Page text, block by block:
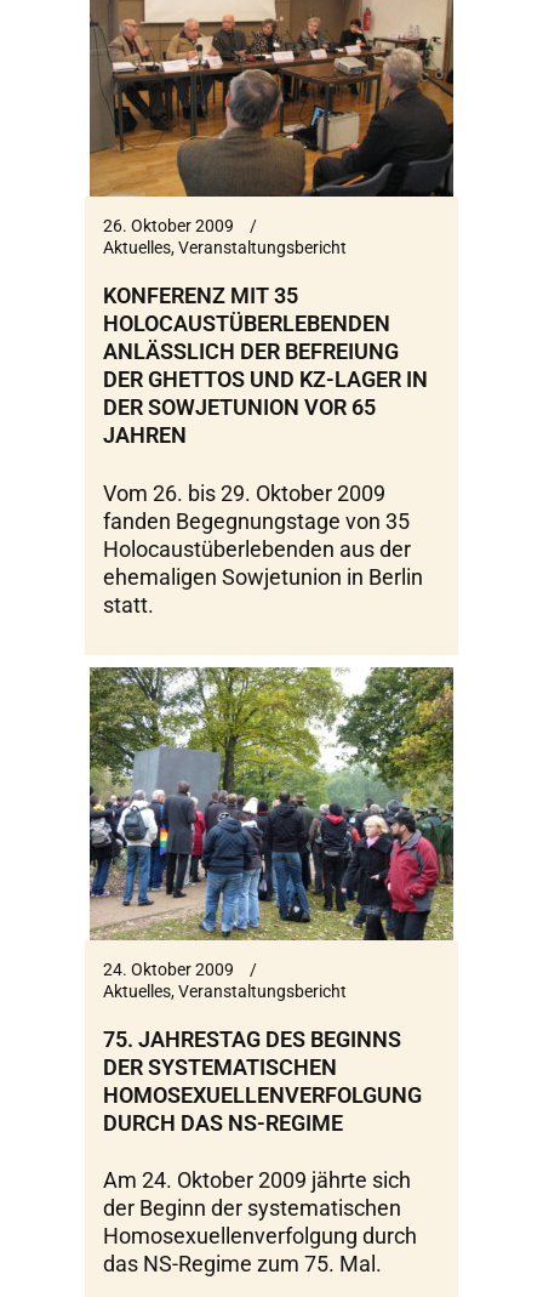
26. Oktober 2009
Aktuelles,Veranstaltungsbericht
KONFERENZ MIT 35
HOLOCAUSTÜBERLEBENDEN
ANLÄSSLICH DER BEFREIUNG
DER GHETTOS UND KZ-LAGER IN
DER SOWJETUNION VOR 65
JAHREN
Vom 26. bis 29. Oktober 2009
fanden Begegnungstage von 35
Holocaustüberlebenden aus der
ehemaligen Sowjetunion in Berlin
statt.
24. Oktober 2009
Aktuelles,Veranstaltungsbericht
75. JAHRESTAG DES BEGINNS
DER SYSTEMATISCHEN
HOMOSEXUELLENVERFOLGUNG
DURCH DAS NS-REGIME
Am 24. Oktober 2009 jährte sich
der Beginn der systematischen
Homosexuellenverfolgung durch
das NS-Regime zum 75. Mal.